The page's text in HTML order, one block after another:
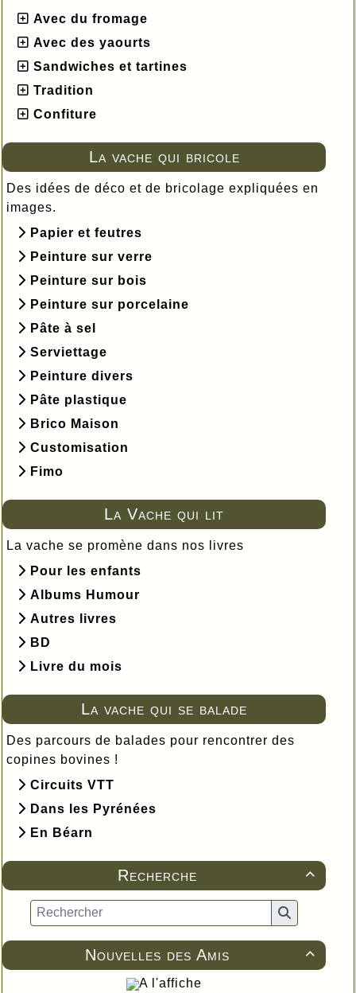
Avec du fromage
Avec des yaourts
Sandwiches et tartines
Tradition
Confiture
La vache qui bricole
Des idées de déco et de bricolage expliquées en
images.
Papier et feutres
Peinture sur verre
Peinture sur bois
Peinture sur porcelaine
Pâte à sel
Serviettage
Peinture divers
Pâte plastique
Brico Maison
Customisation
Fimo
La Vache qui lit
La vache se promène dans nos livres
Pour les enfants
Albums Humour
Autres livres
BD
Livre du mois
La vache qui se balade
Des parcours de balades pour rencontrer des
copines bovines !
Circuits VTT
Dans les Pyrénées
En Béarn

Recherche

Nouvelles des Amis
A l'affiche